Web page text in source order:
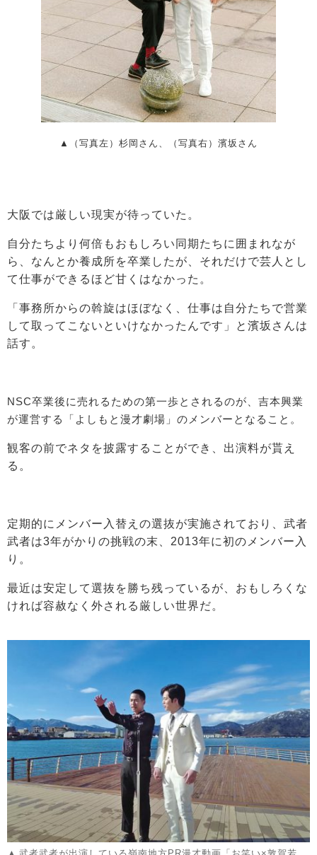
▲（写真左）杉岡さん、（写真右）濱坂さん
大阪では厳しい現実が待っていた。
自分たちより何倍もおもしろい同期たちに囲まれなが
ら、なんとか養成所を卒業したが、それだけで芸人とし
て仕事ができるほど甘くはなかった。
「事務所からの斡旋はほぼなく、仕事は自分たちで営業
して取ってこないといけなかったんです」と濱坂さんは
話す。
NSC卒業後に売れるための第一歩とされるのが、吉本興業
が運営する「よしもと漫才劇場」のメンバーとなること。
観客の前でネタを披露することができ、出演料が貰え
る。
定期的にメンバー入替えの選抜が実施されており、武者
武者は3年がかりの挑戦の末、2013年に初のメンバー入
り。
最近は安定して選抜を勝ち残っているが、おもしろくな
ければ容赦なく外される厳しい世界だ。